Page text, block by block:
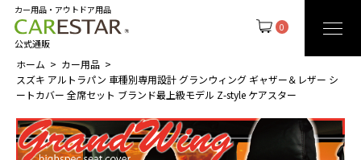
0
カー用品・アウトドア用品
公式通販
ホーム
カー用品
スズキ アルトラパン 車種別専用設計 グランウィング ギャザー＆レザー シ
ートカバー 全席セット ブランド最上級モデル Z-style ケアスター